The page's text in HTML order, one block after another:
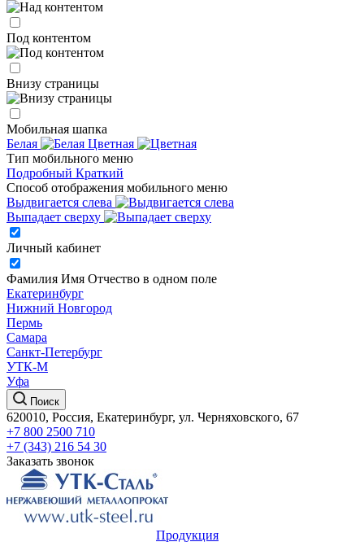
Под контентом
Внизу страницы
Мобильная шапка
Белая
Цветная
Тип мобильного меню
Подробный Краткий
Способ отображения мобильного меню
Выдвигается слева
Выпадает сверху
Личный кабинет
Фамилия Имя Отчество в одном поле
Екатеринбург
Нижний Новгород
Пермь
Самара
Санкт-Петербург
УТК-М
Уфа
Поиск
620010, Россия, Екатеринбург, ул. Черняховского, 67
+7 800 2500 710
+7 (343) 216 54 30
Заказать звонок
Продукция